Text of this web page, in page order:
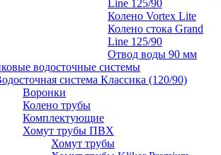
Line 125/90
Колено Vortex Lite
Колено стока Grand
Line 125/90
Отвод воды 90 мм
водосточные системы
система Классика (120/90)
Воронки
Колено трубы
Комплектующие
Хомут трубы ПВХ
Хомут трубы